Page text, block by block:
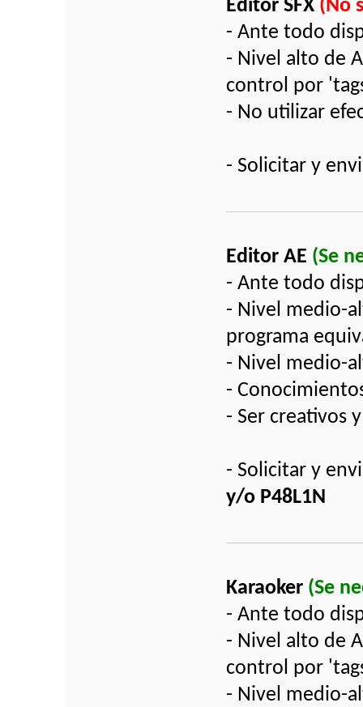
Editor SFX (No
- Ante todo
- Nivel alto de
control por
- No utilizar
- Solicitar y
Editor AE (Se
- Ante todo
- Nivel medio-
programa
- Nivel medio-
-
- Ser creativos
- Solicitar y
y/o P48L1N
Karaoker (Se
- Ante todo
- Nivel alto de
control por
- Nivel medio-